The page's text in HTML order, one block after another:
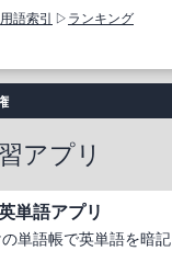
用語索引 ランキング
アプリ
単語アプリ
単語帳で英単語を暗記